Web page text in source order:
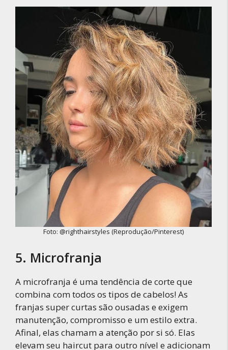
Foto: @righthairstyles (Reprodução/Pinterest)
5. Microfranja
A microfranja é uma tendência de corte que
combina com todos os tipos de cabelos! As
franjas super curtas são ousadas e exigem
manutenção, compromisso e um estilo extra.
Afinal, elas chamam a atenção por si só. Elas
elevam seu haircut para outro nível e adicionam